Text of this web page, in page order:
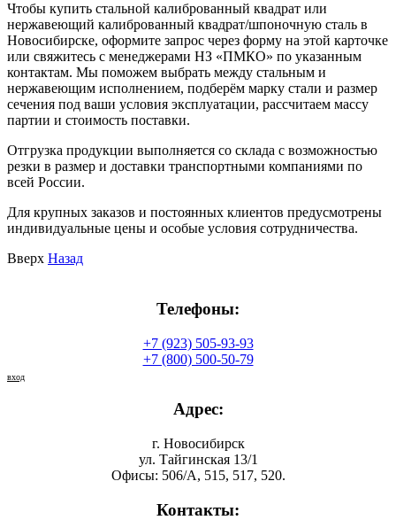
Чтобы купить стальной калиброванный квадрат или
нержавеющий калиброванный квадрат/шпоночную сталь в
Новосибирске, оформите запрос через форму на этой карточке
или свяжитесь с менеджерами НЗ «ПМКО» по указанным
контактам.​ Мы поможем выбрать между стальным и
нержавеющим исполнением, подберём марку стали и размер
сечения под ваши условия эксплуатации, рассчитаем массу
партии и стоимость поставки.
Отгрузка продукции выполняется со склада с возможностью
резки в размер и доставки транспортными компаниями по
всей России.
Для крупных заказов и постоянных клиентов предусмотрены
индивидуальные цены и особые условия сотрудничества.
Вверх Назад
Телефоны:
+7 (923) 505-93-93
+7 (800) 500-50-79
вход
Адрес:
г. Новосибирск
ул. Тайгинская 13/1
Офисы: 506/А, 515, 517, 520.
Контакты: